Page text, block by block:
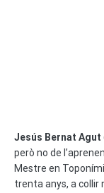
Jesús Bernat Agut
però no de
Mestre en
trenta anys, a collir